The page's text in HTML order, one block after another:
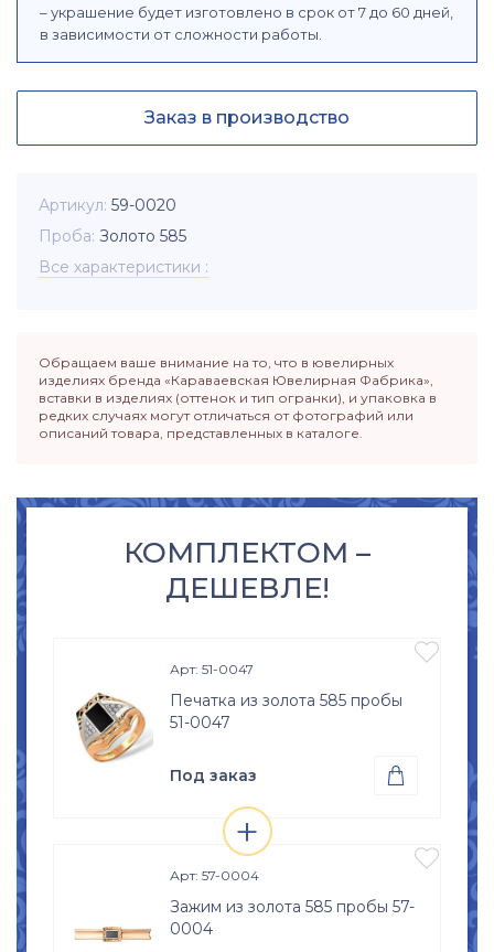
– украшение будет изготовлено в срок от 7 до 60 дней,
в зависимости от сложности работы.
Заказ в производство
Артикул 59-0020
Проба Золото 585
Все характеристики
Обращаем ваше внимание на то, что в ювелирных
изделиях бренда «Караваевская Ювелирная Фабрика»,
вставки в изделиях (оттенок и тип огранки), и упаковка в
редких случаях могут отличаться от фотографий или
описаний товара, представленных в каталоге.
КОМПЛЕКТОМ –
ДЕШЕВЛЕ!

Арт: 51-0047
Печатка из золота 585 пробы
51-0047
Под заказ 
Золото 585
17
+

Арт: 57-0004
Зажим из золота 585 пробы 57-
0004